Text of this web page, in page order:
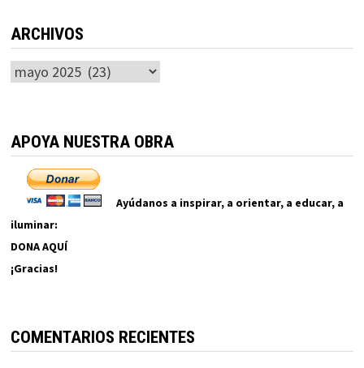
ARCHIVOS
Archivos
APOYA NUESTRA OBRA
Ayúdanos a inspirar, a orientar, a educar, a
iluminar:
DONA AQUÍ
¡Gracias!
COMENTARIOS RECIENTES